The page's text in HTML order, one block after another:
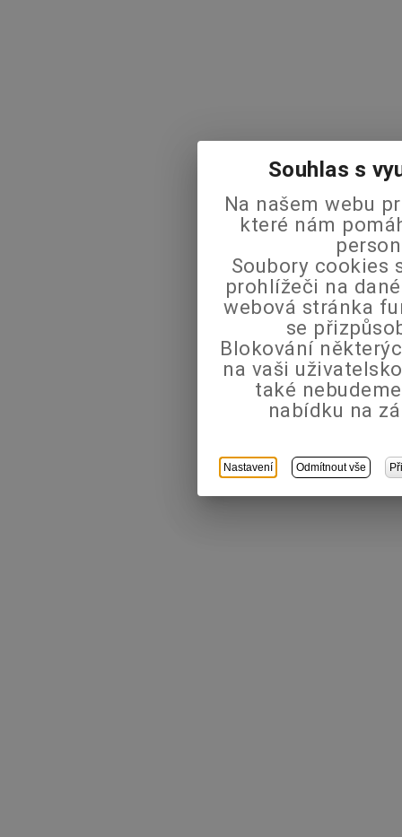
Souhlas s
Na našem webu
které nám
Soubory cookies
prohlížeči na
webová stránka
se
Blokování
na vaši
také
nabídku na
Nastavení Odmítnout vše